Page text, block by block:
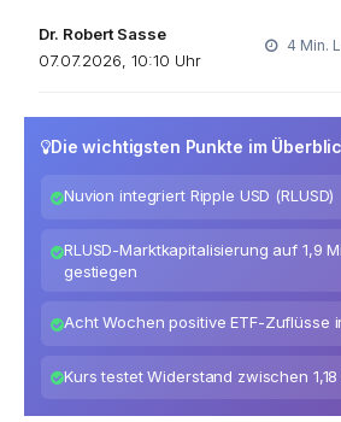
Dr. Robert Sasse
07.07.2026, 10:10 Uhr
4 Min.
Die wichtigsten Punkte im
Nuvion integriert Ripple USD (RLUSD)
RLUSD-Marktkapitalisierung auf 1,9
gestiegen
Acht Wochen positive ETF-Zuflüsse
Kurs testet Widerstand zwischen